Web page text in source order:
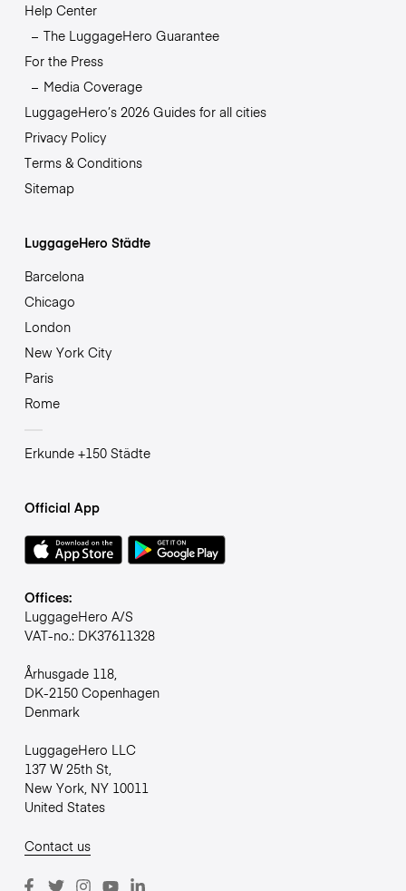
Help Center
The LuggageHero Guarantee
For the Press
Media Coverage
LuggageHero’s 2026 Guides for all cities
Privacy Policy
Terms & Conditions
Sitemap
LuggageHero Städte
Barcelona
Chicago
London
New York City
Paris
Rome
Erkunde +150 Städte
Official App
Offices:
LuggageHero A/S
VAT-no.: DK37611328
Århusgade 118,
DK-2150 Copenhagen
Denmark
LuggageHero LLC
137 W 25th St,
New York, NY 10011
United States
Contact us